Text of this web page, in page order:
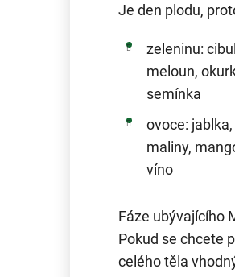
Je den plodu,
zeleninu:
meloun,
semínka
ovoce:
maliny,
víno
Fáze ubývajícího
Pokud se chcete
celého těla